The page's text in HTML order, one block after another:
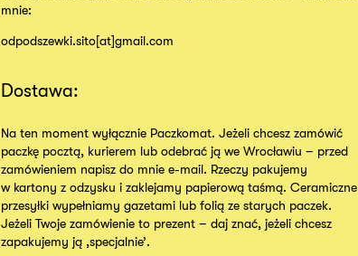
mnie:
odpodszewki.sito[at]gmail.com
Dostawa:
Na ten moment wyłącznie Paczkomat. Jeżeli chcesz zamówić
paczkę pocztą, kurierem lub odebrać ją we Wrocławiu – przed
zamówieniem napisz do mnie e-mail. Rzeczy pakujemy
w kartony z odzysku i zaklejamy papierową taśmą. Ceramiczne
przesyłki wypełniamy gazetami lub folią ze starych paczek.
Jeżeli Twoje zamówienie to prezent – daj znać, jeżeli chcesz
zapakujemy ją ,specjalnie’.